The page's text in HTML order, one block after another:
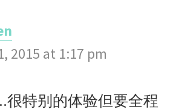
a
s
2015 at 1:17 pm
很特别的体验但要全程